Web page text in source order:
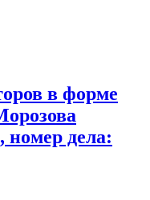
в форме
номер дела: